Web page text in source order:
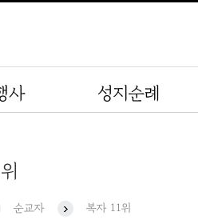
사 성지순례
순교자 복자 11위